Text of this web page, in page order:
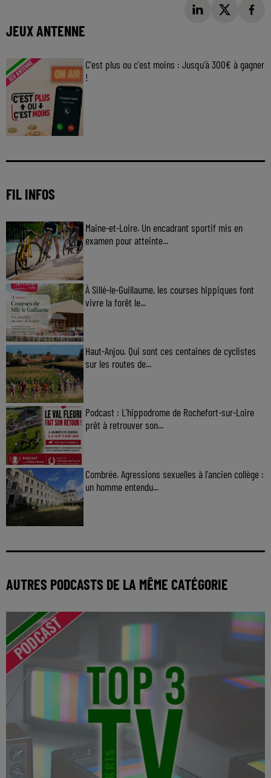
JEUX ANTENNE
C'est plus ou c'est moins : Jusqu'à 300€ à gagner
!
FIL INFOS
Maine-et-Loire. Un encadrant sportif mis en
examen pour atteinte...
À Sillé-le-Guillaume, les courses hippiques font
vivre la forêt le...
Haut-Anjou. Qui sont ces centaines de cyclistes
sur les routes de...
Podcast : L’hippodrome de Rochefort-sur-Loire
prêt à retrouver son...
Combrée. Agressions sexuelles à l'ancien collège :
un homme entendu...
AUTRES PODCASTS DE LA MÊME CATÉGORIE